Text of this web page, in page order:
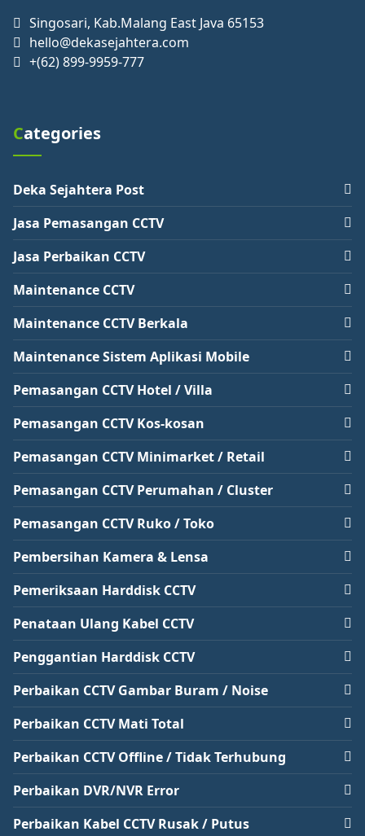
Singosari, Kab.Malang East Java 65153
hello@dekasejahtera.com
+(62) 899-9959-777
Categories
Deka Sejahtera Post
Jasa Pemasangan CCTV
Jasa Perbaikan CCTV
Maintenance CCTV
Maintenance CCTV Berkala
Maintenance Sistem Aplikasi Mobile
Pemasangan CCTV Hotel / Villa
Pemasangan CCTV Kos-kosan
Pemasangan CCTV Minimarket / Retail
Pemasangan CCTV Perumahan / Cluster
Pemasangan CCTV Ruko / Toko
Pembersihan Kamera & Lensa
Pemeriksaan Harddisk CCTV
Penataan Ulang Kabel CCTV
Penggantian Harddisk CCTV
Perbaikan CCTV Gambar Buram / Noise
Perbaikan CCTV Mati Total
Perbaikan CCTV Offline / Tidak Terhubung
Perbaikan DVR/NVR Error
Perbaikan Kabel CCTV Rusak / Putus